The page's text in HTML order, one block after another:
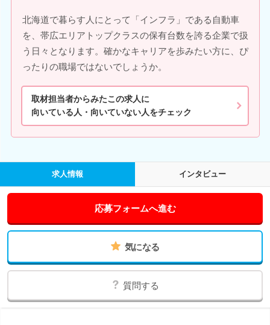
北海道で暮らす人にとって「インフラ」である自動車
を、帯広エリアトップクラスの保有台数を誇る企業で扱
う日々となります。確かなキャリアを歩みたい方に、ぴ
ったりの職場ではないでしょうか。
取材担当者からみたこの求人に
向いている人・向いていない人をチェック
求人情報 インタビュー
応募フォームへ進む
気になる
質問する